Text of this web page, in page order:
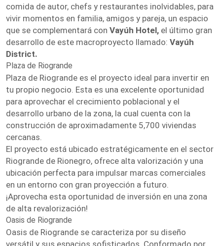
comida de autor, chefs y restaurantes inolvidables, para
vivir momentos en familia, amigos y pareja, un espacio
que se complementará con Vayúh Hotel, el último gran
desarrollo de este macroproyecto llamado: Vayúh
District.
Plaza de Riogrande
Plaza de Riogrande es el proyecto ideal para invertir en
tu propio negocio. Esta es una excelente oportunidad
para aprovechar el crecimiento poblacional y el
desarrollo urbano de la zona, la cual cuenta con la
construcción de aproximadamente 5,700 viviendas
cercanas.
El proyecto está ubicado estratégicamente en el sector
Riogrande de Rionegro, ofrece alta valorización y una
ubicación perfecta para impulsar marcas comerciales
en un entorno con gran proyección a futuro.
¡Aprovecha esta oportunidad de inversión en una zona
de alta revalorización!
Oasis de Riogrande
Oasis de Riogrande se caracteriza por su diseño
versátil y sus espacios sofisticados. Conformado por